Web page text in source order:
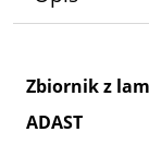
Zbiornik z
ADAST